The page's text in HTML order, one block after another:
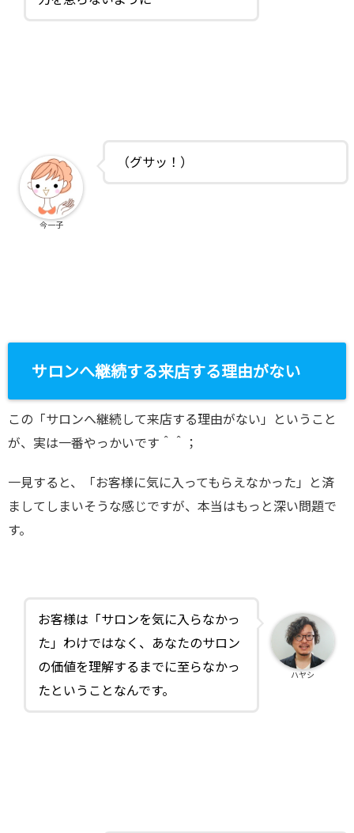
（グサッ！）
今一子
サロンへ継続する来店する理由がない
この「サロンへ継続して来店する理由がない」ということ
が、実は一番やっかいです＾＾；
一見すると、「お客様に気に入ってもらえなかった」と済
ましてしまいそうな感じですが、本当はもっと深い問題で
す。
お客様は「サロンを気に入らなかっ
た」わけではなく、あなたのサロン
の価値を理解するまでに至らなかっ
たということなんです。
ハヤシ